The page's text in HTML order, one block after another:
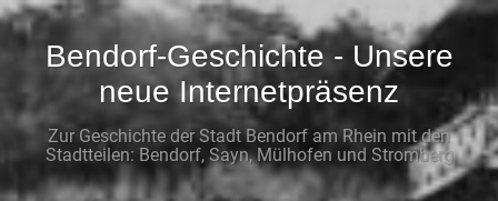
Bendorf-Geschichte - Unsere
neue Internetpräsenz
Zur Geschichte der Stadt Bendorf am Rhein mit den
Stadtteilen: Bendorf, Sayn, Mülhofen und Stromberg